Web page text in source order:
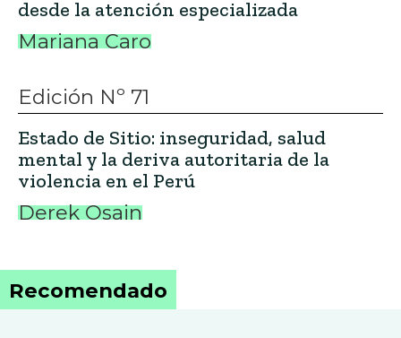
desde la atención especializada
Mariana Caro
Edición Nº 71
Estado de Sitio: inseguridad, salud
mental y la deriva autoritaria de la
violencia en el Perú
Derek Osain
Recomendado